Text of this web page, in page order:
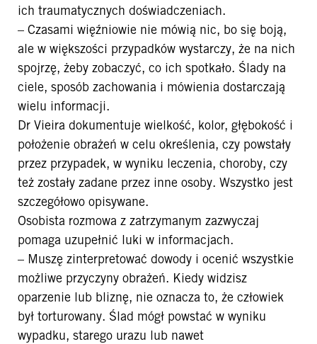
ich traumatycznych doświadczeniach.
– Czasami więźniowie nie mówią nic, bo się boją,
ale w większości przypadków wystarczy, że na nich
spojrzę, żeby zobaczyć, co ich spotkało. Ślady na
ciele, sposób zachowania i mówienia dostarczają
wielu informacji.
Dr Vieira dokumentuje wielkość, kolor, głębokość i
położenie obrażeń w celu określenia, czy powstały
przez przypadek, w wyniku leczenia, choroby, czy
też zostały zadane przez inne osoby. Wszystko jest
szczegółowo opisywane.
Osobista rozmowa z zatrzymanym zazwyczaj
pomaga uzupełnić luki w informacjach.
– Muszę zinterpretować dowody i ocenić wszystkie
możliwe przyczyny obrażeń. Kiedy widzisz
oparzenie lub bliznę, nie oznacza to, że człowiek
był torturowany. Ślad mógł powstać w wyniku
wypadku, starego urazu lub nawet